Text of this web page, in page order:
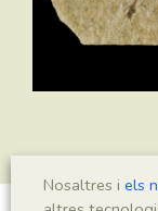
Nosaltres i els